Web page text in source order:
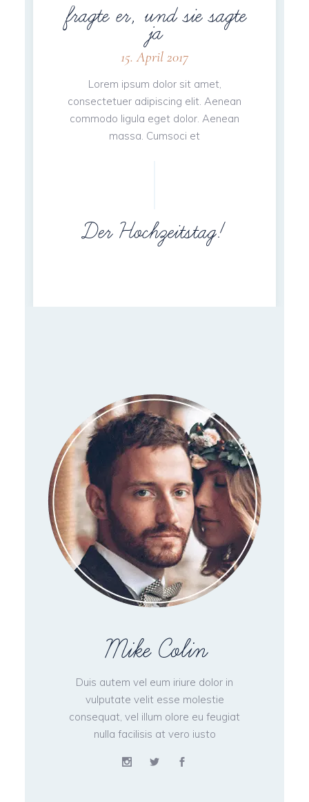
fragte er, und sie sagte
ja
15. April 2017
Lorem ipsum dolor sit amet,
consectetuer adipiscing elit. Aenean
commodo ligula eget dolor. Aenean
massa. Cumsoci et
Der Hochzeitstag!
Mike Colin
Duis autem vel eum iriure dolor in
vulputate velit esse molestie
consequat, vel illum olore eu feugiat
nulla facilisis at vero iusto